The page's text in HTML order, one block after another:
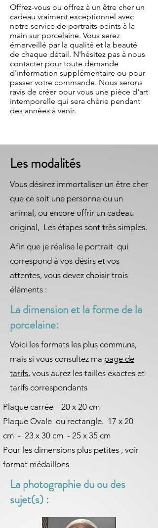
Offrez-vous ou offrez à un être cher un
cadeau vraiment exceptionnel avec
notre service de portraits peints à la
main sur porcelaine. Vous serez
émerveillé par la qualité et la beauté
de chaque détail. N'hésitez pas à nous
contacter pour toute demande
d'information supplémentaire ou pour
passer votre commande. Nous serons
ravis de créer pour vous une pièce d'art
intemporelle qui sera chérie pendant
des années à venir.
Les modalités
Vous désirez immortaliser un être cher
que ce soit une personne ou un
animal, ou encore offrir un cadeau
original, Les étapes sont très simples.
Afin que je réalise le portrait qui
correspond à vos désirs et vos
attentes, vous devez choisir trois
éléments :
La dimension et la forme de la
porcelaine:
Voici les formats les plus communs,
mais si vous consultez ma page de
tarifs, vous aurez les tailles exactes et
tarifs correspondants
Plaque carrée 20 x 20 cm
Plaque Ovale ou rectangle. 17 x 20
cm - 23 x 30 cm - 25 x 35 cm
Pour les dimensions plus petites , voir
format médaillons
La photographie du ou des
sujet(s) :